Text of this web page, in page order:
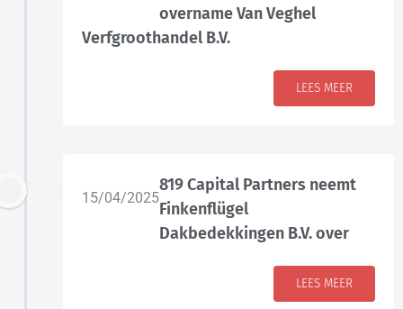
overname Van Veghel
Verfgroothandel B.V.
LEES MEER
15/04/2025
819 Capital Partners neemt
Finkenflügel
Dakbedekkingen B.V. over
LEES MEER